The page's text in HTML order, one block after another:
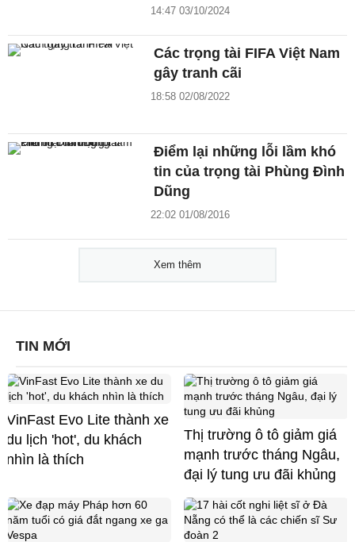
14:47 03/10/2024
Các trọng tài FIFA Việt Nam
gây tranh cãi
18:58 02/08/2022
Điểm lại những lỗi lầm khó
tin của trọng tài Phùng Đình
Dũng
22:02 01/08/2016
Xem thêm
TIN MỚI
VinFast Evo Lite thành xe
du lịch 'hot', du khách
nhìn là thích
Thị trường ô tô giảm giá
mạnh trước tháng Ngâu,
đại lý tung ưu đãi khủng